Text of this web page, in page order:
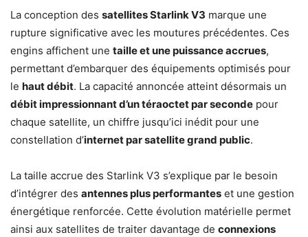
La conception des satellites Starlink V3 marque une
rupture significative avec les moutures précédentes. Ces
engins affichent une taille et une puissance accrues,
permettant d’embarquer des équipements optimisés pour
le haut débit. La capacité annoncée atteint désormais un
débit impressionnant d’un téraoctet par seconde pour
chaque satellite, un chiffre jusqu’ici inédit pour une
constellation d’internet par satellite grand public.
La taille accrue des Starlink V3 s’explique par le besoin
d’intégrer des antennes plus performantes et une gestion
énergétique renforcée. Cette évolution matérielle permet
ainsi aux satellites de traiter davantage de connexions